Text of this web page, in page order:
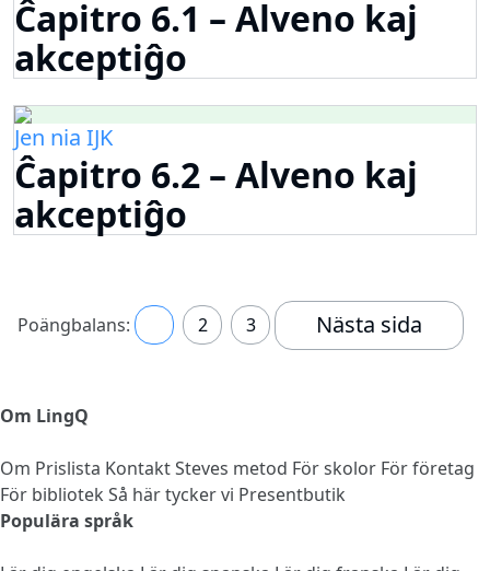
Ĉapitro 6.1 – Alveno kaj
akceptiĝo
Jen nia IJK
Ĉapitro 6.2 – Alveno kaj
akceptiĝo
Poängbalans: 2 3 Nästa sida
Om LingQ
Om Prislista KontaktSteves metod För skolor För företag
För bibliotek Så här tycker vi Presentbutik
Populära språk